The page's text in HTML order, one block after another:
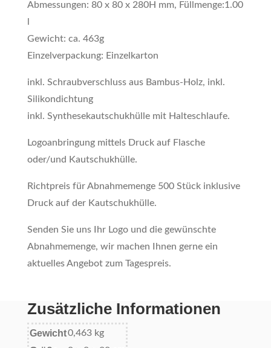
Abmessungen: 80 x 80 x 280H mm, Füllmenge:1.00
Gewicht: ca. 463g
Einzelverpackung: Einzelkarton
inkl. Schraubverschluss aus Bambus-Holz, inkl.
Silikondichtung
inkl. Synthesekautschukhülle mit Halteschlaufe.
Logoanbringung mittels Druck auf Flasche
oder/und Kautschukhülle.
Richtpreis für Abnahmemenge 500 Stück inklusive
Druck auf der Kautschukhülle.
Senden Sie uns Ihr Logo und die gewünschte
Abnahmemenge, wir machen Ihnen gerne ein
aktuelles Angebot zum Tagespreis.
Zusätzliche Informationen
Gewicht0,463 kg